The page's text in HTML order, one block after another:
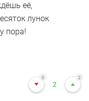
её,
лунок
пора!
0
2
2